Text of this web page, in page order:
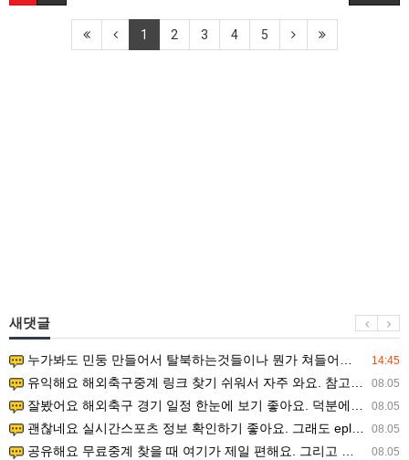
1 2 3 4 5
새댓글
14:45
누가봐도 민둥 만들어서 탈북하는것들이나 뭔가 쳐들어오는 낌새를 미리 알아차리기 위함이지 저걸 전쟁준비라고 하…
08.05
유익해요 해외축구중계 링크 찾기 쉬워서 자주 와요. 참고로 무료스포츠중계 정보 확인할 때 출처 꼭 체크해요.…
08.05
잘봤어요 해외축구 경기 일정 한눈에 보기 좋아요. 덕분에 epl중계 볼 때 공식 중계 채널 먼저 찾아봐요. …
08.05
괜찮네요 실시간스포츠 정보 확인하기 좋아요. 그래도 epl중계 볼 때 공식 중계 채널 먼저 찾아봐요. 북마크…
08.05
공유해요 무료중계 찾을 때 여기가 제일 편해요. 그리고 무료스포츠중계 정보 확인할 때 출처 꼭 체크해요. 앞…